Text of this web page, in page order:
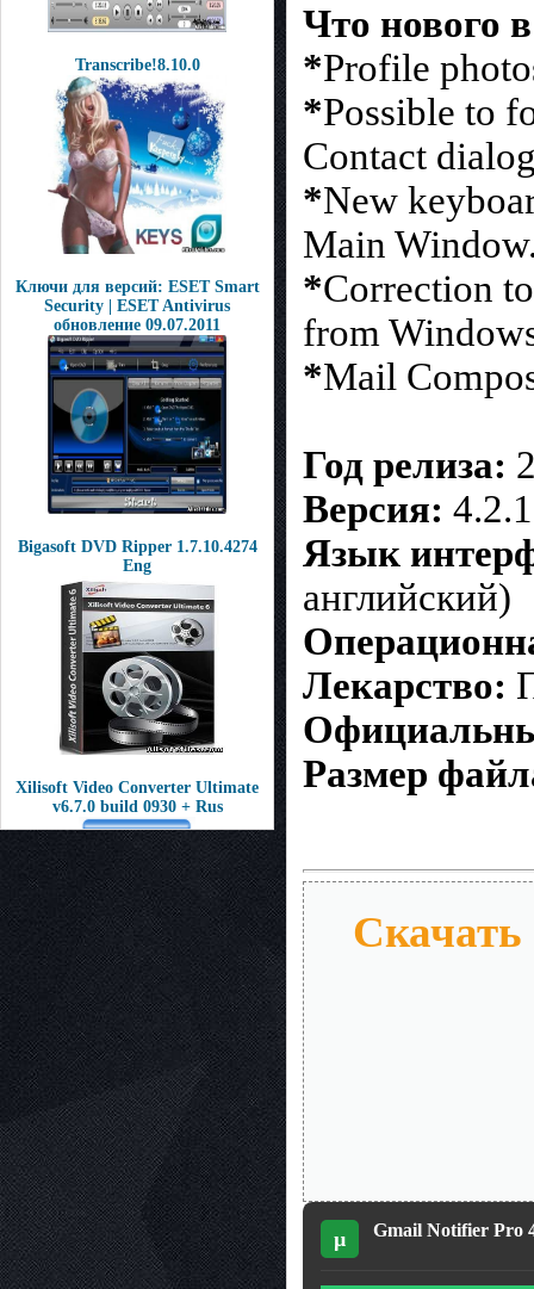
Transcribe!8.10.0
Ключи для версий: ESET Smart
Security | ESET Antivirus
обновление 09.07.2011
Bigasoft DVD Ripper 1.7.10.4274
Eng
Xilisoft Video Converter Ultimate
v6.7.0 build 0930 + Rus
Что нового
*Profile
*Possible to
Contact
*New
Main
*Correction
from
*Mail
Год релиза:
Версия: 4.2.1
Язык
английский)
Лекарство:
Размер
µ Gmail Notifier Pro